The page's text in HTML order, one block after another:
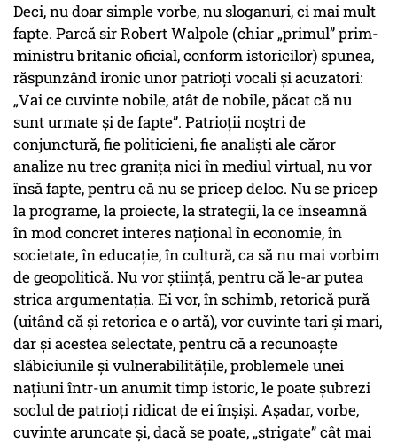
Deci, nu doar simple vorbe, nu sloganuri, ci mai mult
fapte. Parcă sir Robert Walpole (chiar „primul” prim-
ministru britanic oficial, conform istoricilor) spunea,
răspunzând ironic unor patrioți vocali și acuzatori:
„Vai ce cuvinte nobile, atât de nobile, păcat că nu
sunt urmate și de fapte”. Patrioții noștri de
conjunctură, fie politicieni, fie analiști ale căror
analize nu trec granița nici în mediul virtual, nu vor
însă fapte, pentru că nu se pricep deloc. Nu se pricep
la programe, la proiecte, la strategii, la ce înseamnă
în mod concret interes național în economie, în
societate, în educație, în cultură, ca să nu mai vorbim
de geopolitică. Nu vor știință, pentru că le-ar putea
strica argumentația. Ei vor, în schimb, retorică pură
(uitând că și retorica e o artă), vor cuvinte tari și mari,
dar și acestea selectate, pentru că a recunoaște
slăbiciunile și vulnerabilitățile, problemele unei
națiuni într-un anumit timp istoric, le poate șubrezi
soclul de patrioți ridicat de ei înșiși. Așadar, vorbe,
cuvinte aruncate și, dacă se poate, „strigate” cât mai